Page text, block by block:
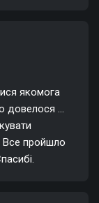
якомога
довелося ...
Все пройшло